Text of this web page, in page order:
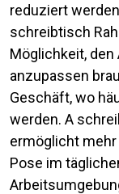
reduziert
schreibtisch
Möglichkeit,
anzupassen
Geschäft, wo
werden. A
ermöglicht
Pose im